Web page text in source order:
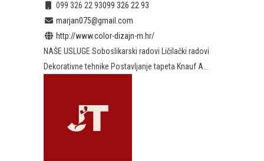
099 326 22 93099 326 22 93
marjan075@gmail.com
http://www.color-dizajn-m.hr/
NAŠE USLUGE Soboslikarski radovi Ličilački radovi
Dekorativne tehnike Postavljanje tapeta Knauf A...